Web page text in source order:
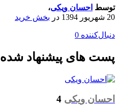
توسط احسان ویکی،
20 شهریور 1394
در بخش خرید
دنبال‌کننده 0
پست های پیشنهاد شده
احسان ویکی 4